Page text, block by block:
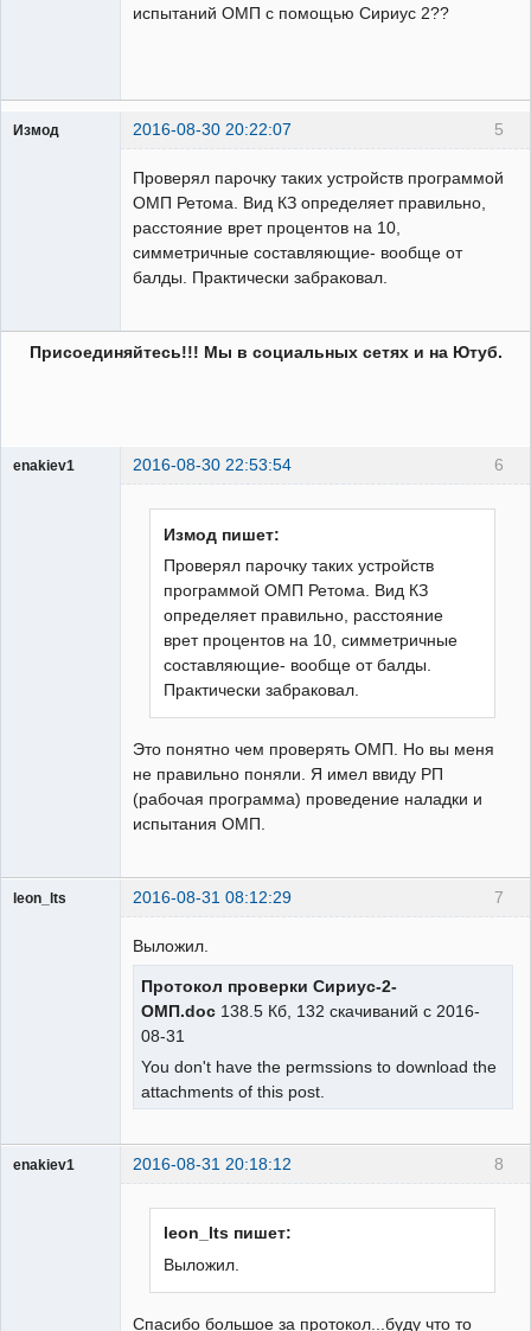
испытаний ОМП с помощью Сириус 2??
5
Измод 2016-08-30 20:22:07
Проверял парочку таких устройств программой
ОМП Ретома. Вид КЗ определяет правильно,
расстояние врет процентов на 10,
симметричные составляющие- вообще от
балды. Практически забраковал.
Присоединяйтесь!!! Мы в социальных сетях и на Ютуб.
6
enakiev1 2016-08-30 22:53:54
Измод пишет:
Проверял парочку таких устройств
программой ОМП Ретома. Вид КЗ
определяет правильно, расстояние
врет процентов на 10, симметричные
составляющие- вообще от балды.
Практически забраковал.
Это понятно чем проверять ОМП. Но вы меня
не правильно поняли. Я имел ввиду РП
(рабочая программа) проведение наладки и
испытания ОМП.
7
leon_lts 2016-08-31 08:12:29
Выложил.
Протокол проверки Сириус-2-
ОМП.doc 138.5 Кб, 132 скачиваний с 2016-
08-31
You don't have the permssions to download the
attachments of this post.
8
enakiev1 2016-08-31 20:18:12
leon_lts пишет:
Выложил.
Спасибо большое за протокол...буду что то